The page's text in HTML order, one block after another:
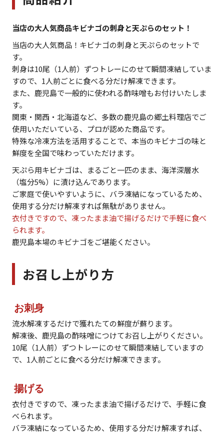
当店の大人気商品キビナゴの刺身と天ぷらのセット！
当店の大人気商品！キビナゴの刺身と天ぷらのセットで
す。
刺身は10尾（1人前）ずつトレーにのせて瞬間凍結していま
すので、1人前ごとに食べる分だけ解凍できます。
また、鹿児島で一般的に使われる酢味噌もお付けいたしま
す。
関東・関西・北海道など、多数の鹿児島の郷土料理店でご
使用いただいている、プロが認めた商品です。
特殊な冷凍方法を活用することで、本当のキビナゴの味と
鮮度を全国で味わっていただけます。
天ぷら用キビナゴは、まるごと一匹のまま、海洋深層水
（塩分5%）に漬け込んであります。
ご家庭で使いやすいように、バラ凍結になっているため、
使用する分だけ解凍すれば無駄がありません。
衣付きですので、凍ったまま油で揚げるだけで手軽に食べ
られます。
鹿児島本場のキビナゴをご堪能ください。
お召し上がり方
お刺身
流水解凍するだけで獲れたての鮮度が蘇ります。
解凍後、鹿児島の酢味噌につけてお召し上がりください。
10尾（1人前）ずつトレーにのせて瞬間凍結していますの
で、1人前ごとに食べる分だけ解凍できます。
揚げる
衣付きですので、凍ったまま油で揚げるだけで、手軽に食
べられます。
バラ凍結になっているため、使用する分だけ解凍すれば、